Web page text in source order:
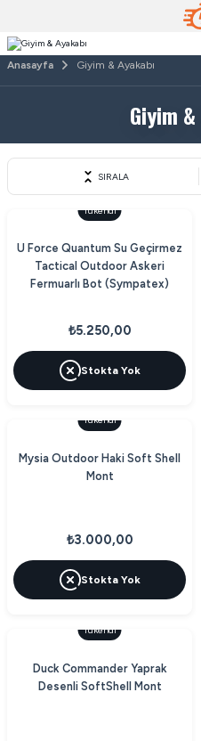
Anasayfa Giyim & Ayakabı
Giyim &
SIRALA
Tükendi
U Force Quantum Su Geçirmez
Tactical Outdoor Askeri
Fermuarlı Bot (Sympatex)
₺5.250,00
Stokta Yok
Tükendi
Mysia Outdoor Haki Soft Shell
Mont
₺3.000,00
Stokta Yok
Tükendi
Duck Commander Yaprak
Desenli SoftShell Mont